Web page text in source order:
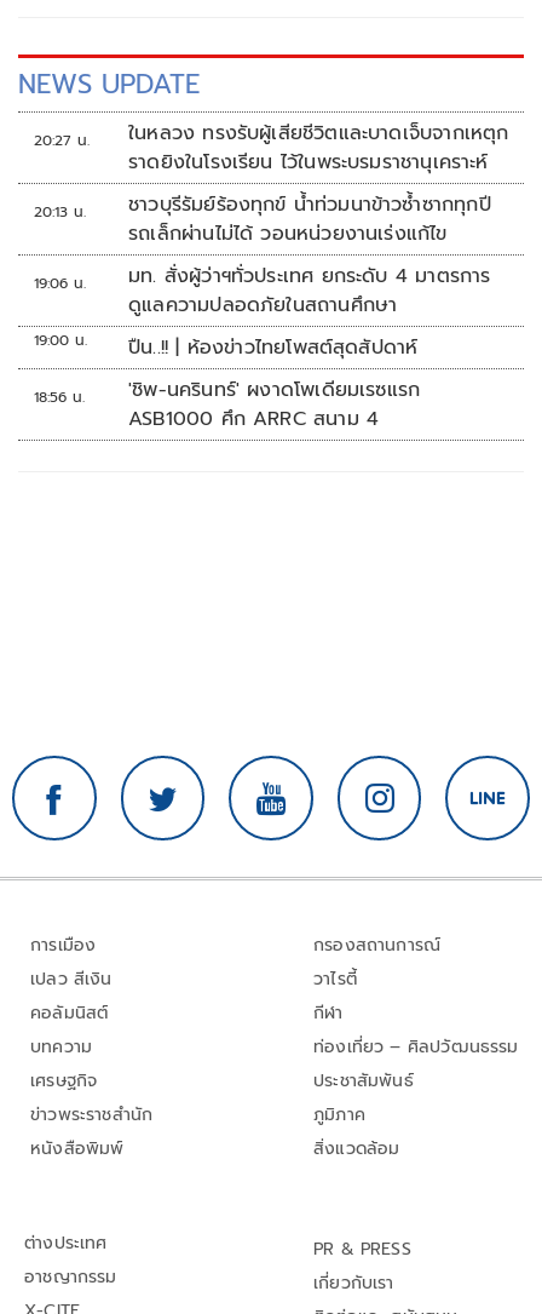
NEWS UPDATE
20:27 น.
ในหลวง ทรงรับผู้เสียชีวิตและบาดเจ็บจากเหตุก
ราดยิงในโรงเรียน ไว้ในพระบรมราชานุเคราะห์
20:13 น.
ชาวบุรีรัมย์ร้องทุกข์ น้ำท่วมนาข้าวซ้ำซากทุกปี
รถเล็กผ่านไม่ได้ วอนหน่วยงานเร่งแก้ไข
19:06 น.
มท. สั่งผู้ว่าฯทั่วประเทศ ยกระดับ 4 มาตรการ
ดูแลความปลอดภัยในสถานศึกษา
19:00 น. ปืน..!! | ห้องข่าวไทยโพสต์สุดสัปดาห์
18:56 น.
'ชิพ-นครินทร์' ผงาดโพเดียมเรซแรก
ASB1000 ศึก ARRC สนาม 4
การเมือง
เปลว สีเงิน
คอลัมนิสต์
บทความ
เศรษฐกิจ
ข่าวพระราชสำนัก
หนังสือพิมพ์
กรองสถานการณ์
วาไรตี้
กีฬา
ท่องเที่ยว – ศิลปวัฒนธรรม
ประชาสัมพันธ์
ภูมิภาค
สิ่งแวดล้อม
ต่างประเทศ
อาชญากรรม
PR & PRESS
เกี่ยวกับเรา